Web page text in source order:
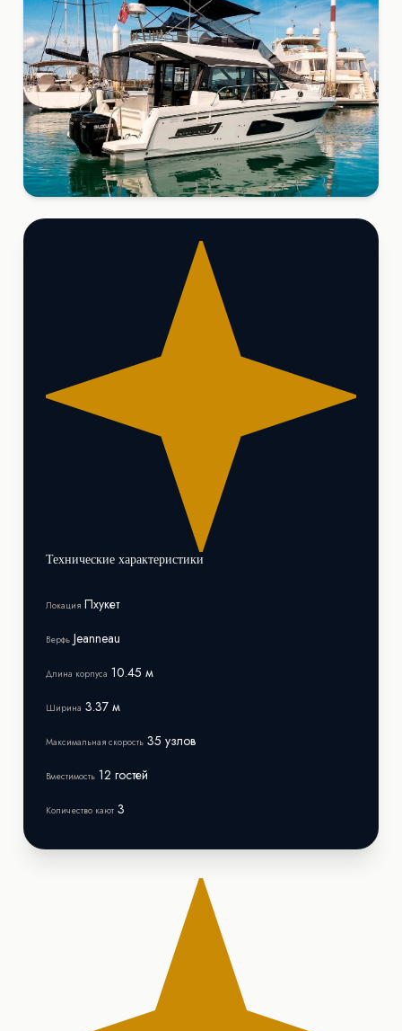
Технические характеристики
Локация Пхукет
Верфь Jeanneau
Длина корпуса 10.45 м
Ширина 3.37 м
Максимальная скорость 35 узлов
Вместимость 12 гостей
Количество кают 3